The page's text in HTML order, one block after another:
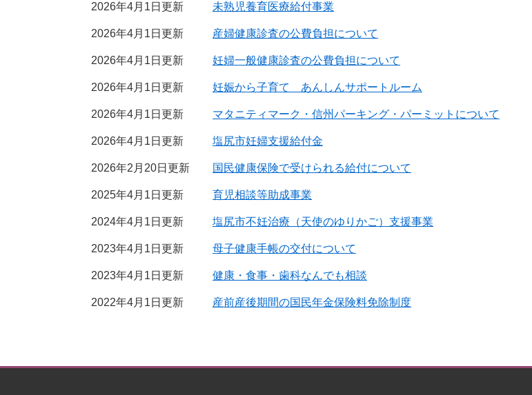
2026年4月1日更新 未熟児養育医療給付事業
2026年4月1日更新 産婦健康診査の公費負担について
2026年4月1日更新 妊婦一般健康診査の公費負担について
2026年4月1日更新 妊娠から子育て あんしんサポートルーム
2026年4月1日更新 マタニティマーク・信州パーキング・パーミットについて
2026年4月1日更新 塩尻市妊婦支援給付金
2026年2月20日更新 国民健康保険で受けられる給付について
2025年4月1日更新 育児相談等助成事業
2024年4月1日更新 塩尻市不妊治療（天使のゆりかご）支援事業
2023年4月1日更新 母子健康手帳の交付について
2023年4月1日更新 健康・食事・歯科なんでも相談
2022年4月1日更新 産前産後期間の国民年金保険料免除制度